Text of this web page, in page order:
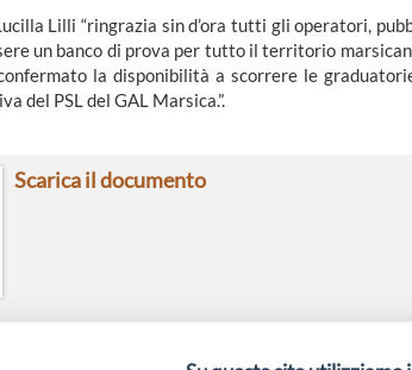
Lilli “ringrazia sin d’ora tutti gli operatori,
un banco di prova per tutto il territorio
la disponibilità a scorrere le
del PSL del GAL Marsica.”.
Scarica il documento